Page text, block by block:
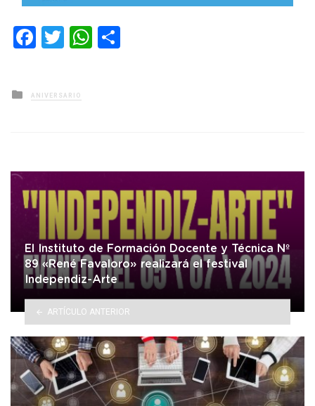
Facebook
TwitterWhatsApp
Posted
in
ANIVERSARIO
El Instituto de Formación Docente y Técnica Nº
89 «René Favaloro» realizará el festival
Independiz-Arte
ARTÍCULO ANTERIOR